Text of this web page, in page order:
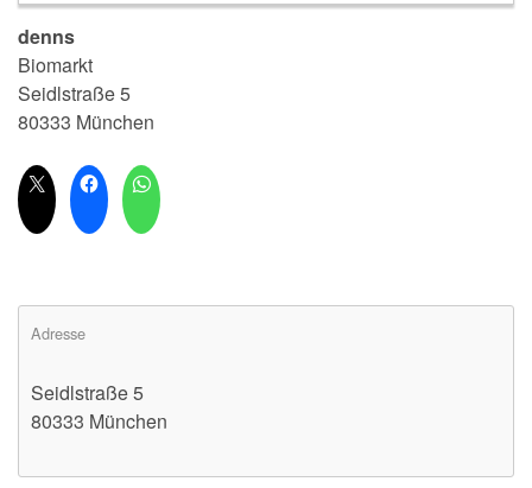
denns
Biomarkt
Seidlstraße 5
80333 München
Adresse
Seidlstraße 5
80333 München